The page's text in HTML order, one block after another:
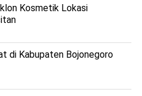
Kosmetik Lokasi
di Kabupaten Bojonegoro